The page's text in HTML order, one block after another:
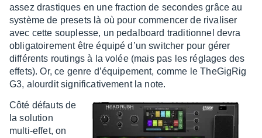
assez dras­tiques en une frac­tion de secondes grâce au
système de presets là où pour commen­cer de riva­li­ser
avec cette souplesse, un pedal­board tradi­tion­nel devra
obli­ga­toi­re­ment être équipé d’un swit­cher pour gérer
diffé­rents routings à la volée (mais pas les réglages des
effets). Or, ce genre d’équi­pe­ment, comme le TheGi­gRig
G3, alour­dit signi­fi­ca­ti­ve­ment la note.
Côté défauts de
la solu­tion
multi-effet, on